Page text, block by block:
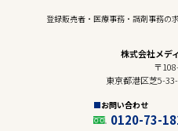
登録販売者・医療事務・調剤事務の
株式会社メデ
〒
東京都港区芝5-
お問い合わせ
0120-73-